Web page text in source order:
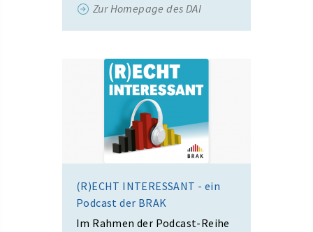
Zur Homepage des DAI
(R)ECHT INTERESSANT - ein
Podcast der BRAK
Im Rahmen der Podcast-Reihe